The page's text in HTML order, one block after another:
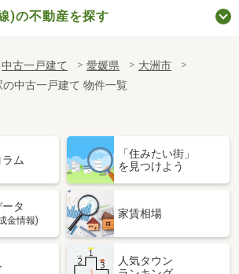
)の不動産を探す
中古一戸建て 愛媛県
大洲市
中古一戸建て 物件一覧
ム
「住みたい街」
を見つけよう
タ
金情報)
家賃相場
人気タウン